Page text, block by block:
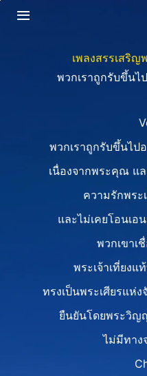
เพลงสรรเสริญ
พวกเราถูกรับขึ้นไ
พวกเราถูกรับขึ้นไป
เนื่องจากพระคุณ แ
ความรักพระ
และไม่เคยโอนเ
พวกเขาเ
พระเจ้าเที่ยงแ
ทรงเป็นพระเศียรแห่
ยืนยันโดยพระวิ
ไม่มีทาง